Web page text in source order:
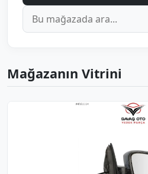
Mağazanın Vitrini